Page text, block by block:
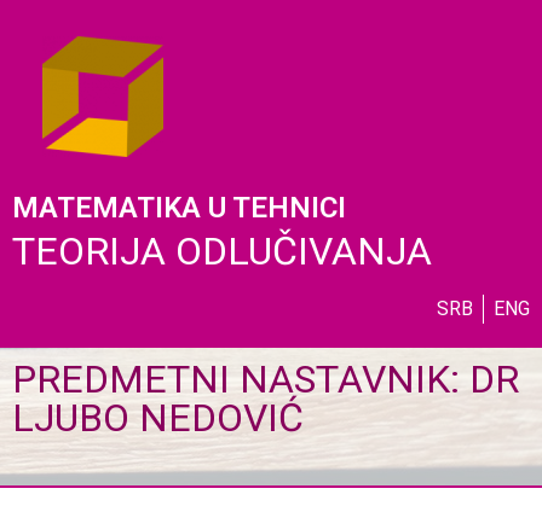
MATEMATIKA U TEHNICI
TEORIJA ODLUČIVANJA
SRB ENG
PREDMETNI NASTAVNIK: DR
LJUBO NEDOVIĆ